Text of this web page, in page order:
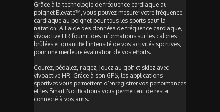
Grâce à la technologie de fréquence cardiaque au
poignet Elevate™, vous pouvez mesurer votre fréquence
cardiaque au poignet pour tous les sports sauf la
natation. A l’aide des données de fréquence cardiaque,
vívoactive HR fournit des informations sur les calories
brûlées et quantifie l’intensité de vos activités sportives,
pour une meilleure évaluation de vos efforts.
Courez, pédalez, nagez, jouez au golf et skiez avec
vívoactive HR. Grâce à son GPS, les applications
sportives vous permettent d’enregistrer vos performances
et les Smart Notifications vous permettent de rester
connecté à vos amis.